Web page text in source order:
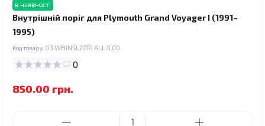
в наявності
Внутрішній поріг для Plymouth Grand Voyager I (1991–
1995)
Код товару: 03.WBINSL2170.ALL.0.00
0
850.00 грн.